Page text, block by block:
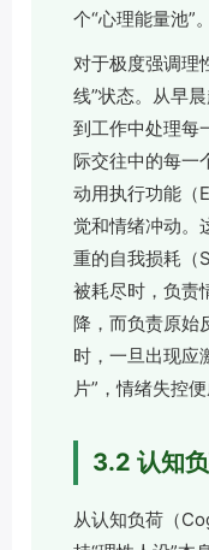
个“心理能量池”。
对于极度强调理
线”状态。从早
到工作中处理每
际交往中的每一
动用执行功能（
觉和情绪冲动。
重的自我损耗
被耗尽时，负责
降，而负责原始
时，一旦出现应
片”，情绪失控便
3.2 认知
从认知负荷（